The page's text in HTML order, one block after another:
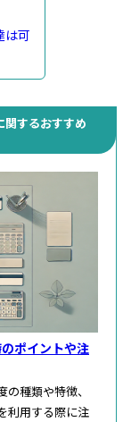
は可
関するおすすめ
ポイントや注
種類や特徴、
利用する際に注